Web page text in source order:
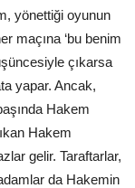
yönettiği oyunun
maçına ‘bu benim
çıkarsa
yapar. Ancak,
Hakem
Hakem
gelir. Taraftarlar,
da Hakemin